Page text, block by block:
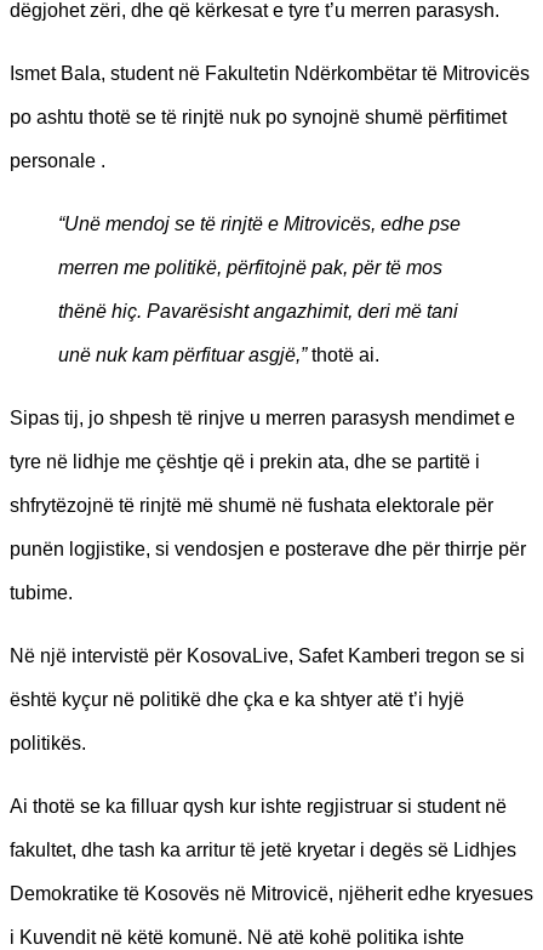
dëgjohet zëri, dhe që kërkesat e tyre t’u merren parasysh.
Ismet Bala, student në Fakultetin Ndërkombëtar të Mitrovicës
po ashtu thotë se të rinjtë nuk po synojnë shumë përfitimet
personale .
“Unë mendoj se të rinjtë e Mitrovicës, edhe pse
merren me politikë, përfitojnë pak, për të mos
thënë hiç. Pavarësisht angazhimit, deri më tani
unë nuk kam përfituar asgjë,”thotë ai.
Sipas tij, jo shpesh të rinjve u merren parasysh mendimet e
tyre në lidhje me çështje që i prekin ata, dhe se partitë i
shfrytëzojnë të rinjtë më shumë në fushata elektorale për
punën logjistike, si vendosjen e posterave dhe për thirrje për
tubime.
Në një intervistë për KosovaLive, Safet Kamberi tregon se si
është kyçur në politikë dhe çka e ka shtyer atë t’i hyjë
politikës.
Ai thotë se ka filluar qysh kur ishte regjistruar si student në
fakultet, dhe tash ka arritur të jetë kryetar i degës së Lidhjes
Demokratike të Kosovës në Mitrovicë, njëherit edhe kryesues
i Kuvendit në këtë komunë. Në atë kohë politika ishte